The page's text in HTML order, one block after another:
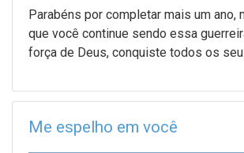
Parabéns por completar mais um ano,
que você continue sendo essa
força de Deus, conquiste todos os
Me espelho em você